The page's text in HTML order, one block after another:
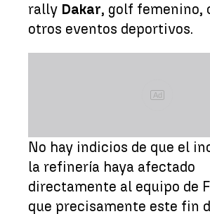
rally Dakar, golf femenino,
otros eventos deportivos.
Ad
No hay indicios de que el
la refinería haya afectado
directamente al equipo de
que precisamente este fin